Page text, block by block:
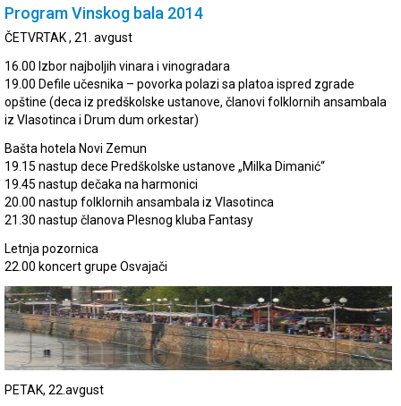
Program Vinskog bala 2014
ČETVRTAK , 21. avgust
16.00 Izbor najboljih vinara i vinogradara
19.00 Defile učesnika – povorka polazi sa platoa ispred zgrade
opštine (deca iz predškolske ustanove, članovi folklornih ansambala
iz Vlasotinca i Drum dum orkestar)
Bašta hotela Novi Zemun
19.15 nastup dece Predškolske ustanove „Milka Dimanić“
19.45 nastup dečaka na harmonici
20.00 nastup folklornih ansambala iz Vlasotinca
21.30 nastup članova Plesnog kluba Fantasy
Letnja pozornica
22.00 koncert grupe Osvajači
PETAK, 22.avgust